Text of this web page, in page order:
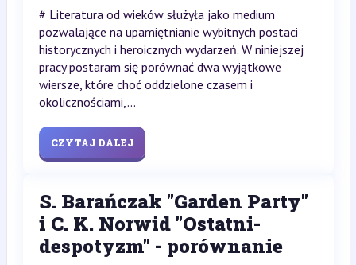
# Literatura od wieków służyła jako medium
pozwalające na upamiętnianie wybitnych postaci
historycznych i heroicznych wydarzeń. W niniejszej
pracy postaram się porównać dwa wyjątkowe
wiersze, które choć oddzielone czasem i
okolicznościami,...
CZYTAJ DALEJ
S. Barańczak "Garden Party"
i C. K. Norwid "Ostatni-
despotyzm" - porównanie